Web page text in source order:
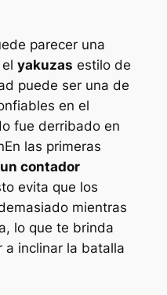
parecer una
yakuzas estilo de
puede ser una de
en el
fue derribado en
En las primeras
contador
evita que los
mientras
lo que te brinda
a inclinar la batalla